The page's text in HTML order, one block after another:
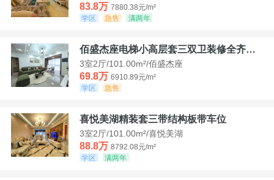
83.8万 7880.38元/m²
学区
急售 满两年
佰盛杰座电梯小高层套三双卫装修全齐诚意出售
3室2厅/101.00m²/佰盛杰座
69.8万 6910.89元/m²
学区
急售
喜悦美湖精装套三带结构板带车位
3室2厅/101.00m²/喜悦美湖
88.8万 8792.08元/m²
学区
满两年